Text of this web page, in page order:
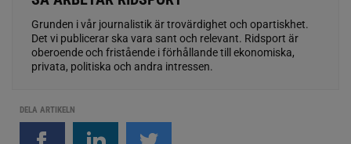
Grunden i vår journalistik är trovärdighet och opartiskhet.
Det vi publicerar ska vara sant och relevant. Ridsport är
oberoende och fristående i förhållande till ekonomiska,
privata, politiska och andra intressen.
DELA ARTIKELN